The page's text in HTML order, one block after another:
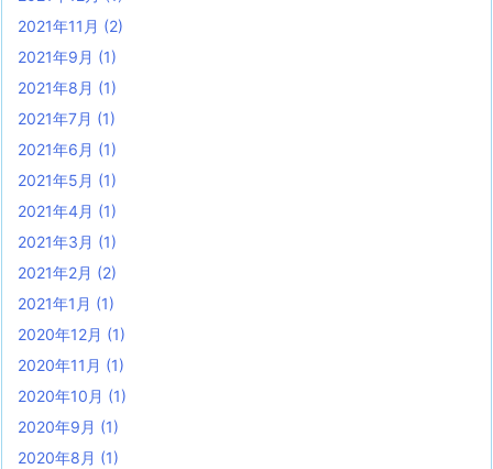
2021年11月 (2)
2021年9月 (1)
2021年8月 (1)
2021年7月 (1)
2021年6月 (1)
2021年5月 (1)
2021年4月 (1)
2021年3月 (1)
2021年2月 (2)
2021年1月 (1)
2020年12月 (1)
2020年11月 (1)
2020年10月 (1)
2020年9月 (1)
2020年8月 (1)